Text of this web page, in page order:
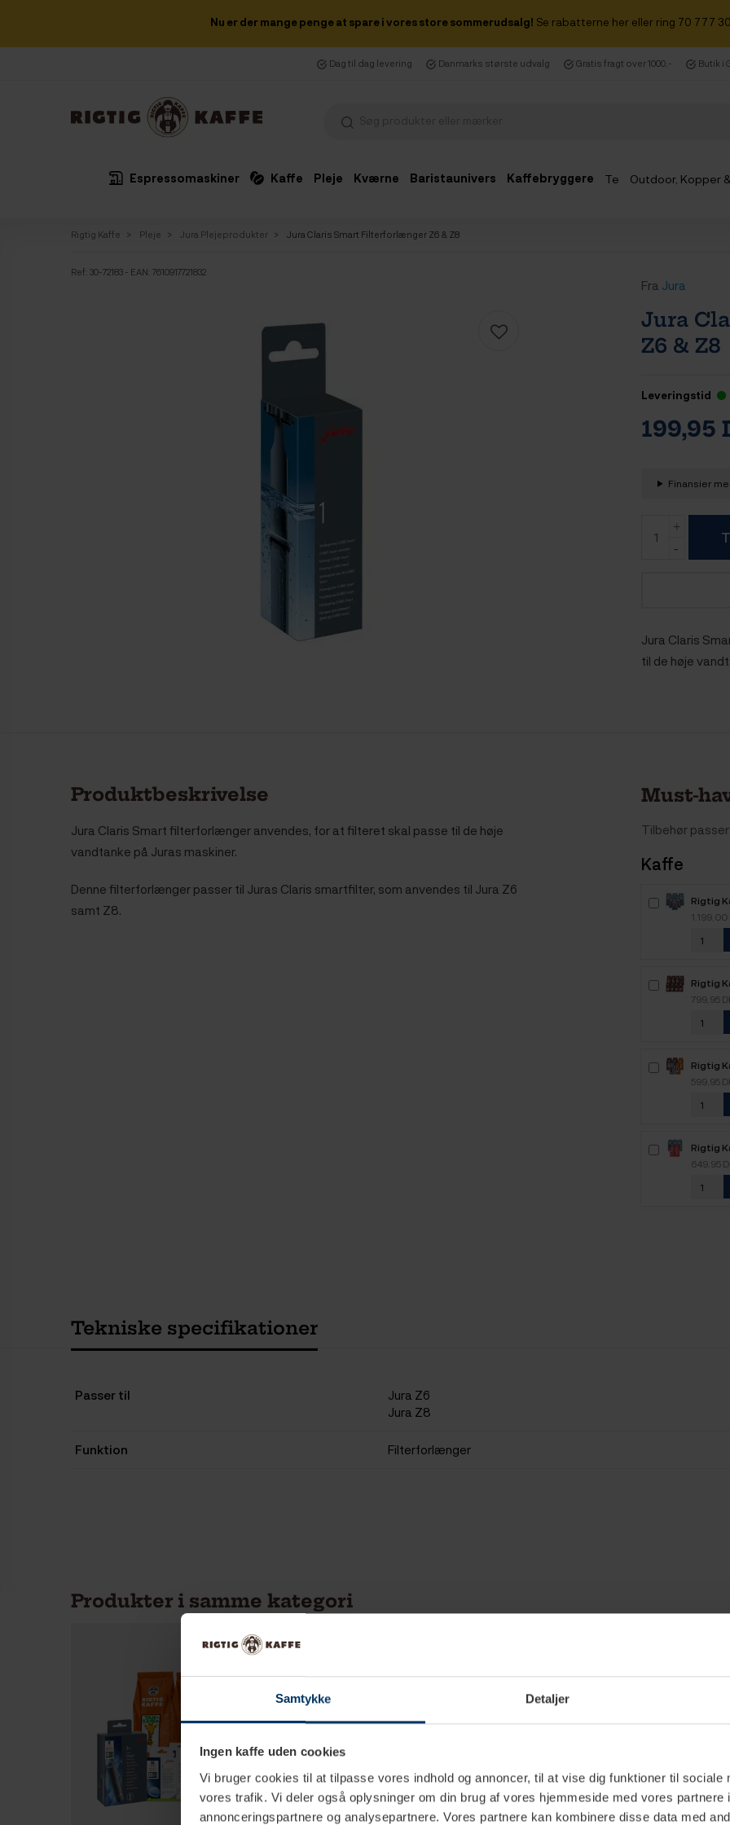
Samtykke Detaljer
Ingen kaffe uden cookies
Vi bruger cookies til at tilpasse vores indhold og annoncer, til at vise dig funktioner til sociale
vores trafik. Vi deler også oplysninger om din brug af vores hjemmeside med vores partnere
annonceringspartnere og analysepartnere. Vores partnere kan kombinere disse data med
Nu er der mange penge at spare i vores store sommerudsalg! Se rabatterne her eller ring 70 777
Dag til dag levering Danmarks største udvalg Gratis fragt over 1000,- Butik i
Espressomaskiner Kaffe Pleje Kværne Baristaunivers Kaffebryggere Te Outdoor, Kopper
Rigtig Kaffe Pleje Jura Plejeprodukter Jura Claris Smart Filterforlænger Z6 & Z8
Ref: 30-72183 - EAN: 7610917721832
Fra Jura
Jura
Z6 & Z8
Leveringstid
199,95
Finansier
Jura Claris
til de høje
Produktbeskrivelse
Jura Claris Smart filterforlænger anvendes, for at filteret skal passe til de høje
vandtanke på Juras maskiner.
Denne filterforlænger passer til Juras Claris smartfilter, som anvendes til Jura Z6
samt Z8.
Must-
Tilbehør
Kaffe
Rigtig
6kg
1.199,00
Rigtig
799,95
Rigtig
2,1kg
599,95
Rigtig
2,5kg
649,95
Tekniske specifikationer
Passer til
Jura Z6
Jura Z8
Funktion Filterforlænger
Produkter i samme kategori